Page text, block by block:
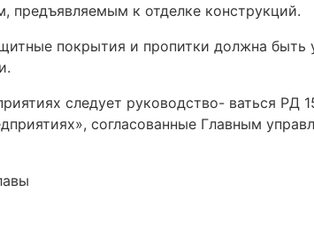
предъявляемым к отделке конструкций.
покрытия и пропитки должна быть
следует руководство- ваться РД
согласованные Главным